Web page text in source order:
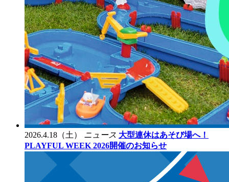
2026.4.18（土） ニュース 大型連休はあそび場へ！
PLAYFUL WEEK 2026開催のお知らせ